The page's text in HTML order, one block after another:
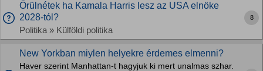
Örülnétek ha Kamala Harris lesz az USA elnöke
2028-tól?
Politika » Külföldi politika
8
New Yorkban miylen helyekre érdemes elmenni?
Haver szerint Manhattan-t hagyjuk ki mert unalmas szhar.